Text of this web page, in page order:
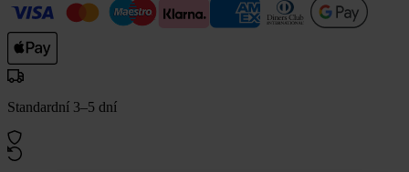
Standardní 3–5 dní